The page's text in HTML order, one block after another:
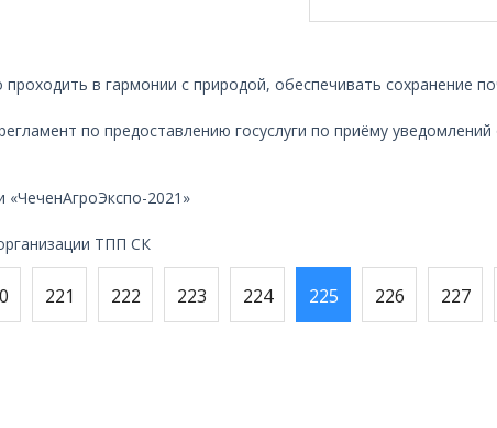
в гармонии с природой, обеспечивать сохранение
по предоставлению госуслуги по приёму
«ЧеченАгроЭкспо-2021»
ТПП СК
221 222 223 224 225 226 227